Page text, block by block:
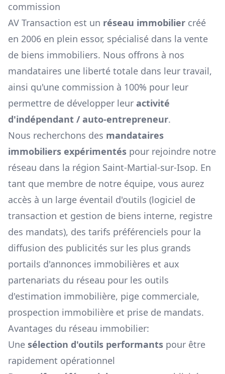
commission
AV Transaction est un réseau immobilier créé
en 2006 en plein essor, spécialisé dans la vente
de biens immobiliers. Nous offrons à nos
mandataires une liberté totale dans leur travail,
ainsi qu'une commission à 100% pour leur
permettre de développer leur activité
d'indépendant / auto-entrepreneur.
Nous recherchons des mandataires
immobiliers expérimentés pour rejoindre notre
réseau dans la région Saint-Martial-sur-Isop. En
tant que membre de notre équipe, vous aurez
accès à un large éventail d'outils (logiciel de
transaction et gestion de biens interne, registre
des mandats), des tarifs préférenciels pour la
diffusion des publicités sur les plus grands
portails d'annonces immobilières et aux
partenariats du réseau pour les outils
d'estimation immobilière, pige commerciale,
prospection immobilière et prise de mandats.
Avantages du réseau immobilier:
Une sélection d'outils performants pour être
rapidement opérationnel